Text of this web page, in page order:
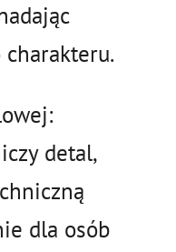
charakteru.
detal,
dla osób